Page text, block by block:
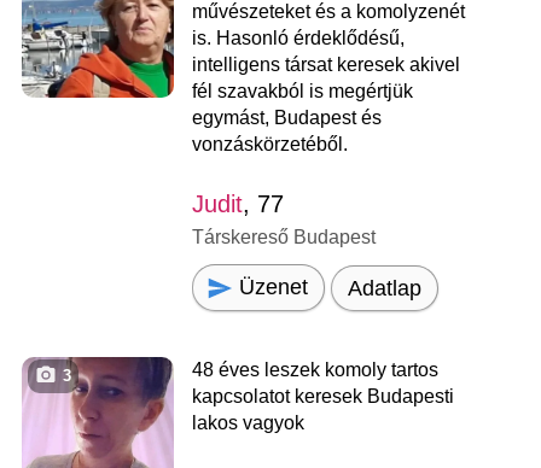
művészeteket és a komolyzenét
is. Hasonló érdeklődésű,
intelligens társat keresek akivel
fél szavakból is megértjük
egymást, Budapest és
vonzáskörzetéből.
Judit, 77
Társkereső Budapest
Üzenet Adatlap
3
48 éves leszek komoly tartos
kapcsolatot keresek Budapesti
lakos vagyok